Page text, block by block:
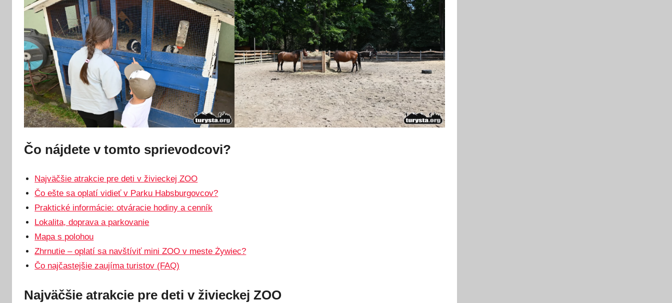
Čo nájdete v tomto sprievodcovi?
Najväčšie atrakcie pre deti v živieckej ZOO
Čo ešte sa oplatí vidieť v Parku Habsburgovcov?
Praktické informácie: otváracie hodiny a cenník
Lokalita, doprava a parkovanie
Mapa s polohou
Zhrnutie – oplatí sa navštíviť mini ZOO v meste Żywiec?
Čo najčastejšie zaujíma turistov (FAQ)
Najväčšie atrakcie pre deti v živieckej ZOO